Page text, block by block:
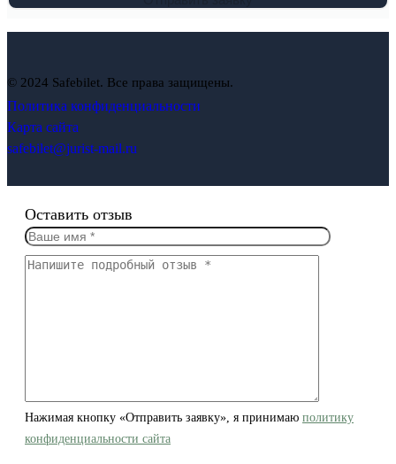
© 2024 Safebilet. Все права защищены.
Политика конфиденциальности
Карта сайта
safebilet@jurist-mail.ru
Оставить отзыв
Нажимая кнопку «Отправить заявку», я принимаю политику
конфиденциальности сайта